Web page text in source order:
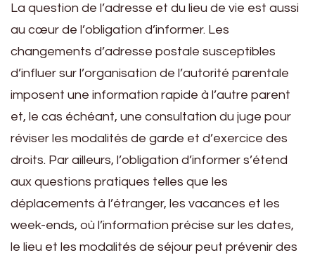
La question de l’adresse et du lieu de vie est aussi
au cœur de l’obligation d’informer. Les
changements d’adresse postale susceptibles
d’influer sur l’organisation de l’autorité parentale
imposent une information rapide à l’autre parent
et, le cas échéant, une consultation du juge pour
réviser les modalités de garde et d’exercice des
droits. Par ailleurs, l’obligation d’informer s’étend
aux questions pratiques telles que les
déplacements à l’étranger, les vacances et les
week-ends, où l’information précise sur les dates,
le lieu et les modalités de séjour peut prévenir des